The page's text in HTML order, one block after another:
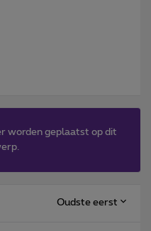
worden geplaatst op dit
Oudste eerst